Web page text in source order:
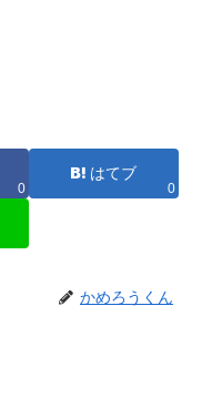
0
はてブ
0
かめろうくん